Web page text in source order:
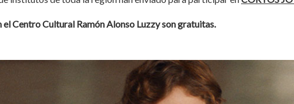
el Centro Cultural Ramón Alonso Luzzy son gratuitas.